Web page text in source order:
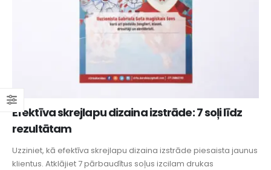
Efektīva skrejlapu dizaina izstrāde: 7 soļi līdz
rezultātam
Uzziniet, kā efektīva skrejlapu dizaina izstrāde piesaista jaunus
klientus. Atklājiet 7 pārbaudītus soļus izcilam drukas